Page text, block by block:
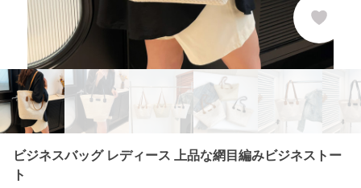
ビジネスバッグ レディース 上品な網目編みビジネストー
ト